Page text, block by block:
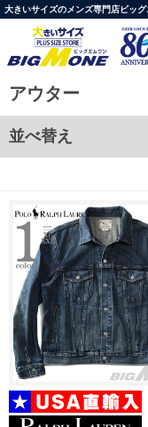
大きいサイズのメンズ専門店ビッ
アウター
並べ替え